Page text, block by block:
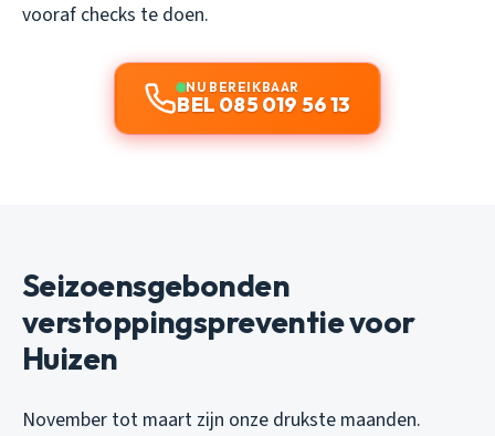
vooraf checks te doen.
NU BEREIKBAAR
BEL 085 019 56 13
Seizoensgebonden
verstoppingspreventie voor
Huizen
November tot maart zijn onze drukste maanden.